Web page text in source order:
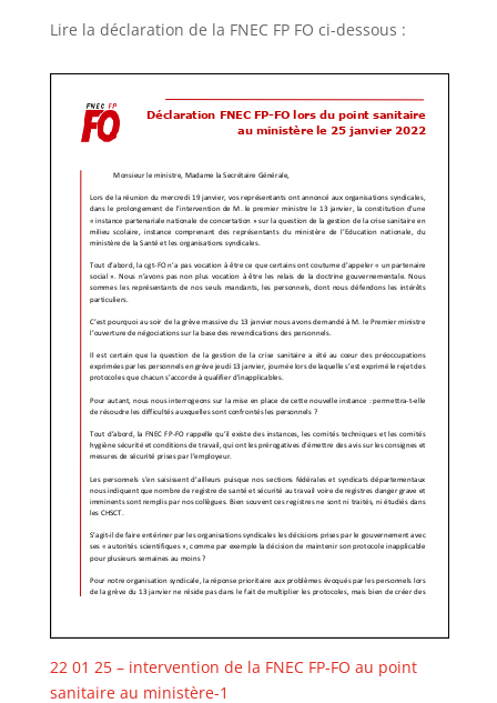
Lire la déclaration de la FNEC FP FO ci-dessous :
22 01 25 – intervention de la FNEC FP-FO au point
sanitaire au ministère-1